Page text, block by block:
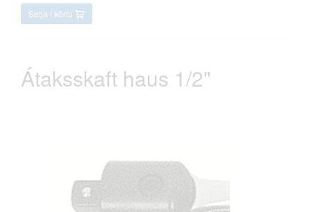
Setja í körfu
Átaksskaft haus 1/2"